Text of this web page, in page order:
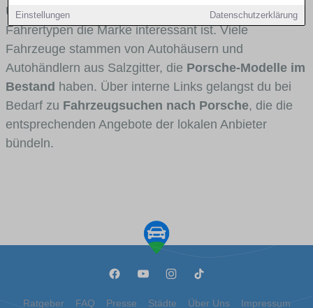
Einstellungen Datenschutzerklärung
Umlandverkehr zu sehen sind und für welche
Fahrertypen die Marke interessant ist. Viele
Fahrzeuge stammen von Autohäusern und
Autohändlern aus Salzgitter, die Porsche-Modelle im
Bestand haben. Über interne Links gelangst du bei
Bedarf zu Fahrzeugsuchen nach Porsche, die die
entsprechenden Angebote der lokalen Anbieter
bündeln.
Ratgeber FAQ Presse Städte Über Uns Impressum